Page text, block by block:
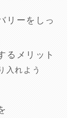
リーをしっ
るメリット
入れよう